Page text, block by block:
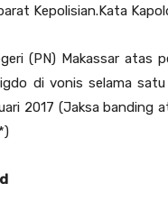
Kepolisian.Kata
(PN) Makassar atas
di vonis selama
2017 (Jaksa banding